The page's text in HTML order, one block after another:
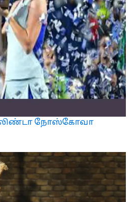
லிண்டா நோஸ்கோவா